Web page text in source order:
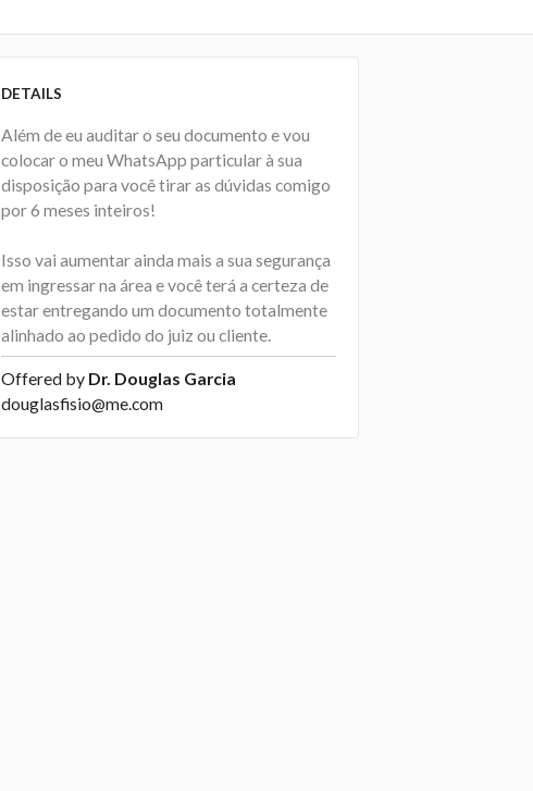
DETAILS
Além de eu auditar o seu documento e vou
colocar o meu WhatsApp particular à sua
disposição para você tirar as dúvidas comigo
por 6 meses inteiros!
Isso vai aumentar ainda mais a sua segurança
em ingressar na área e você terá a certeza de
estar entregando um documento totalmente
alinhado ao pedido do juiz ou cliente.
Offered by Dr. Douglas Garcia
douglasfisio@me.com